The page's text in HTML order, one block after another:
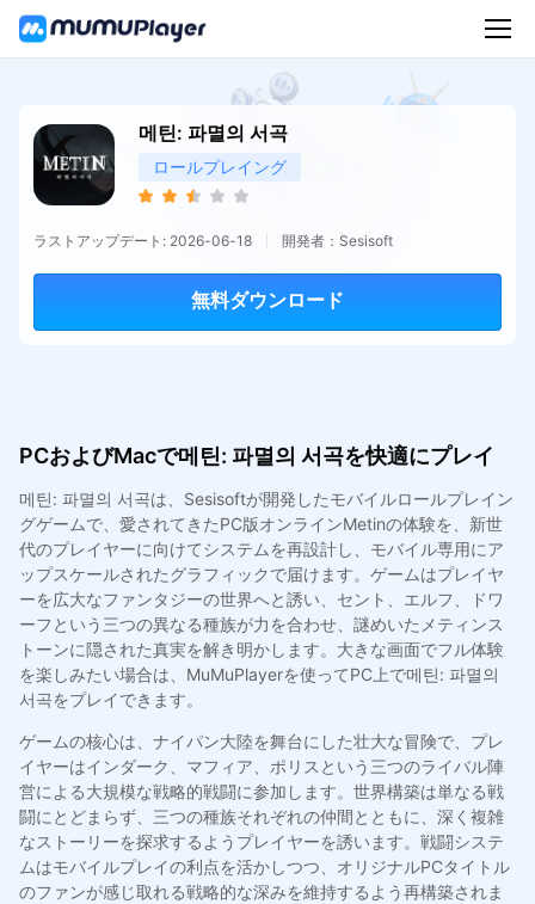
메틴: 파멸의 서곡
ロールプレイング
ラストアップデート: 2026-06-18 開発者：Sesisoft
無料ダウンロード
PCおよびMacで메틴: 파멸의 서곡を快適にプレイ
메틴: 파멸의 서곡は、Sesisoftが開発したモバイルロールプレイン
グゲームで、愛されてきたPC版オンラインMetinの体験を、新世
代のプレイヤーに向けてシステムを再設計し、モバイル専用にア
ップスケールされたグラフィックで届けます。ゲームはプレイヤ
ーを広大なファンタジーの世界へと誘い、セント、エルフ、ドワ
ーフという三つの異なる種族が力を合わせ、謎めいたメティンス
トーンに隠された真実を解き明かします。大きな画面でフル体験
を楽しみたい場合は、MuMuPlayerを使ってPC上で메틴: 파멸의
서곡をプレイできます。
ゲームの核心は、ナイパン大陸を舞台にした壮大な冒険で、プレ
イヤーはインダーク、マフィア、ポリスという三つのライバル陣
営による大規模な戦略的戦闘に参加します。世界構築は単なる戦
闘にとどまらず、三つの種族それぞれの仲間とともに、深く複雑
なストーリーを探求するようプレイヤーを誘います。戦闘システ
ムはモバイルプレイの利点を活かしつつ、オリジナルPCタイトル
のファンが感じ取れる戦略的な深みを維持するよう再構築されま